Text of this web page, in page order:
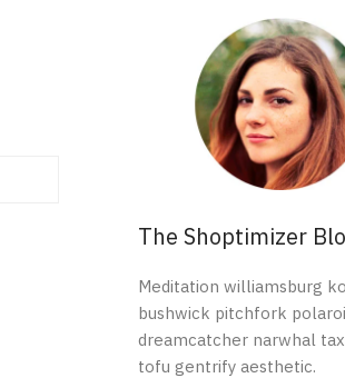
The Shoptimizer
Meditation williamsburg
bushwick pitchfork
dreamcatcher narwhal
tofu gentrify aesthetic.